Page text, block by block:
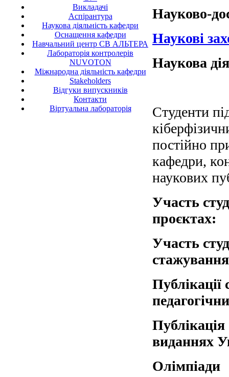
Викладачі
Аспірантура
Наукова діяльність кафедри
Оснащення кафедри
Навчальний центр СВ АЛЬТЕРА
Лабораторія контролерів
NUVOTON
Міжнародна діяльність кафедри
Stakeholders
Відгуки випускників
Контакти
Віртуальна лабораторія
Науково-
Наукові
Наукова
Студенти
постійно
кафедри,
наукових
Участь
проєктах:
Участь
Публікації
виданнях
Олімпіади